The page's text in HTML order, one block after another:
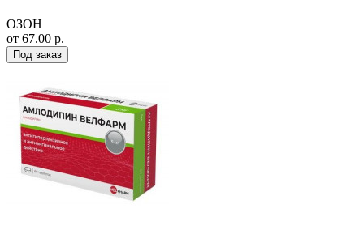
ОЗОН
от 67.00 р.
Под заказ